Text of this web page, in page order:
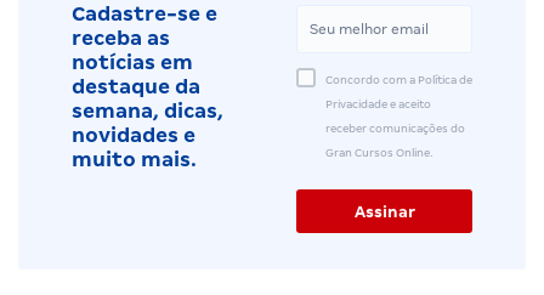
Cadastre-se e
receba as
notícias em
destaque da
semana, dicas,
novidades e
muito mais.
Concordo com a Política de
Privacidade e aceito
receber comunicações do
Gran Cursos Online.